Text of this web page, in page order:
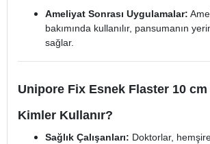
Ameliyat Sonrası Uygulamalar:
bakımında kullanılır, pansumanın
sağlar.
Unipore Fix Esnek Flaster 10 cm
Kimler Kullanır?
Sağlık Çalışanları: Doktorlar,